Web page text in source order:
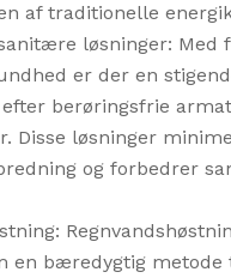
af ​​traditionelle
løsninger: Med
er der en
berøringsfrie
Disse løsninger
og forbedrer
en bæredygtig metode